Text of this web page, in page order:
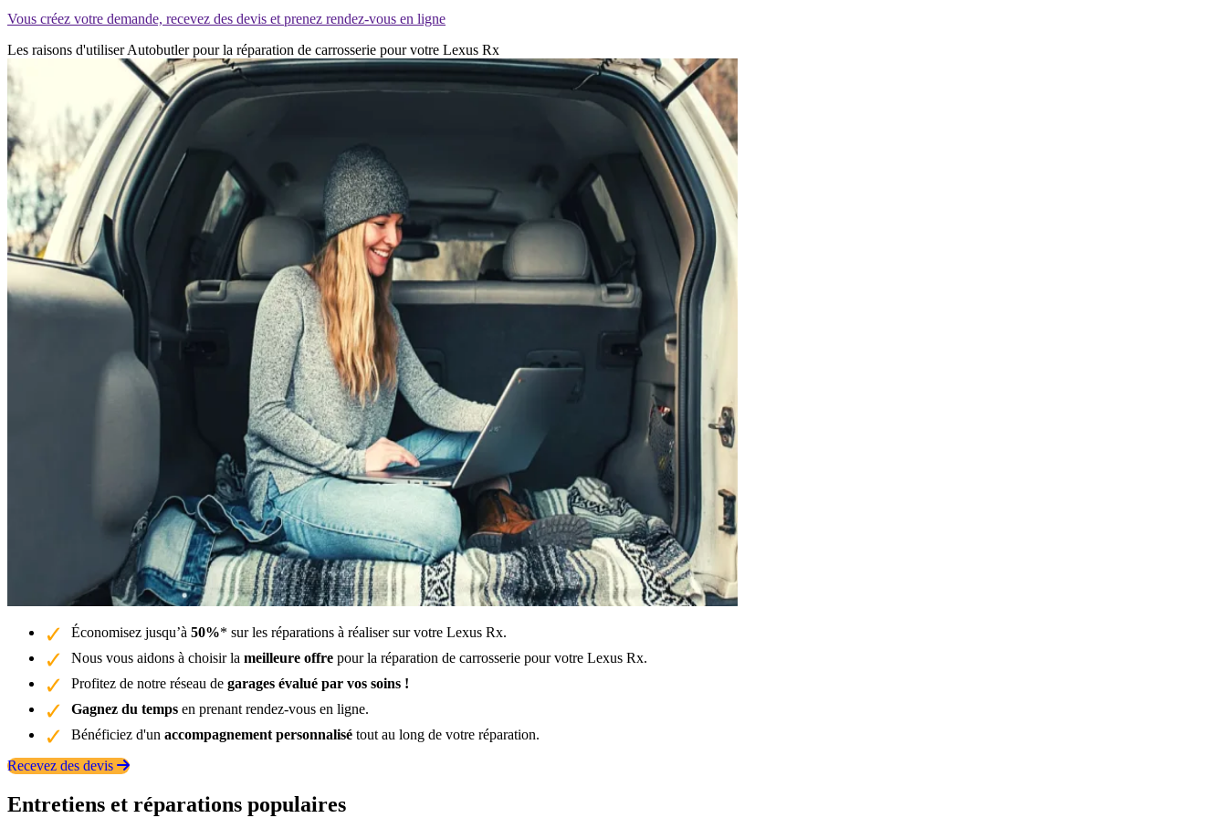
Vous créez votre demande, recevez des devis et prenez rendez-vous en ligne
Les raisons d'utiliser Autobutler pour la réparation de carrosserie pour votre Lexus Rx
Économisez jusqu’à 50%* sur les réparations à réaliser sur votre Lexus Rx.
Nous vous aidons à choisir la meilleure offre pour la réparation de carrosserie pour votre Lexus Rx.
Profitez de notre réseau de garages évalué par vos soins !
Gagnez du temps en prenant rendez-vous en ligne.
Bénéficiez d'un accompagnement personnalisé tout au long de votre réparation.
Recevez des devis
Entretiens et réparations populaires